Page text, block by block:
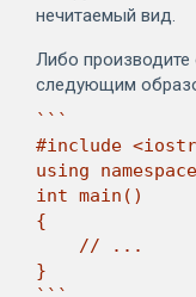
нечитаемый вид.
Либо
следующим
```
#include
using
int main()
{
}